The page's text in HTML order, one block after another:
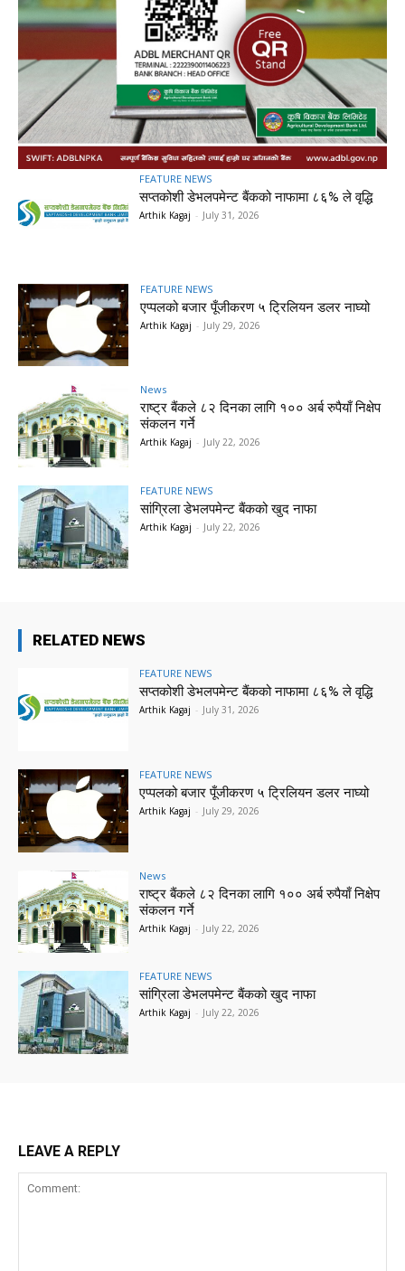
FEATURE NEWS
सप्तकोशी डेभलपमेन्ट बैंकको नाफामा ८६% ले वृद्धि
Arthik Kagaj - July 31, 2026
FEATURE NEWS
एप्पलको बजार पूँजीकरण ५ ट्रिलियन डलर नाघ्यो
Arthik Kagaj - July 29, 2026
News
राष्ट्र बैंकले ८२ दिनका लागि १०० अर्ब रुपैयाँ निक्षेप
संकलन गर्ने
Arthik Kagaj - July 22, 2026
FEATURE NEWS
सांग्रिला डेभलपमेन्ट बैंकको खुद नाफा
Arthik Kagaj - July 22, 2026
RELATED NEWS
FEATURE NEWS
सप्तकोशी डेभलपमेन्ट बैंकको नाफामा ८६% ले वृद्धि
Arthik Kagaj - July 31, 2026
FEATURE NEWS
एप्पलको बजार पूँजीकरण ५ ट्रिलियन डलर नाघ्यो
Arthik Kagaj - July 29, 2026
News
राष्ट्र बैंकले ८२ दिनका लागि १०० अर्ब रुपैयाँ निक्षेप
संकलन गर्ने
Arthik Kagaj - July 22, 2026
FEATURE NEWS
सांग्रिला डेभलपमेन्ट बैंकको खुद नाफा
Arthik Kagaj - July 22, 2026
LEAVE A REPLY